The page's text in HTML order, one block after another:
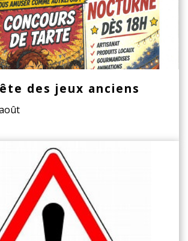
des jeux anciens